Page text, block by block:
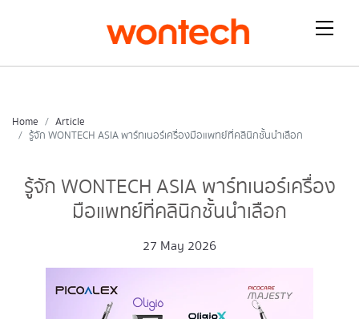
Home
Article
รู้จัก WONTECH ASIA พาร์ทเนอร์เครื่องมือแพทย์ที่คลินิกชั้นนำเลือก
รู้จัก WONTECH ASIA พาร์ทเนอร์เครื่อง
มือแพทย์ที่คลินิกชั้นนำเลือก
27 May 2026